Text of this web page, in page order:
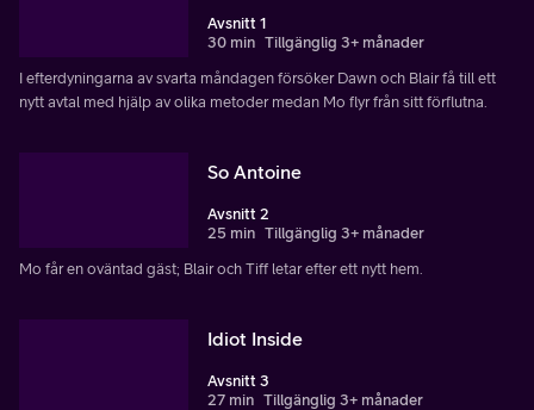
Avsnitt 1
30 min Tillgänglig 3+ månader
I efterdyningarna av svarta måndagen försöker Dawn och Blair få till ett
nytt avtal med hjälp av olika metoder medan Mo flyr från sitt förflutna.
So Antoine
Avsnitt 2
25 min Tillgänglig 3+ månader
Mo får en oväntad gäst; Blair och Tiff letar efter ett nytt hem.
Idiot Inside
Avsnitt 3
27 min Tillgänglig 3+ månader